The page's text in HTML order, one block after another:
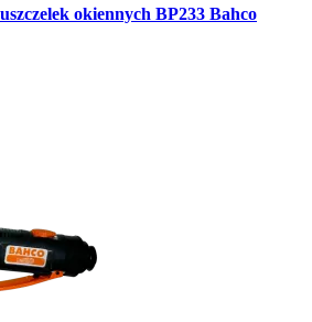
okiennych BP233 Bahco